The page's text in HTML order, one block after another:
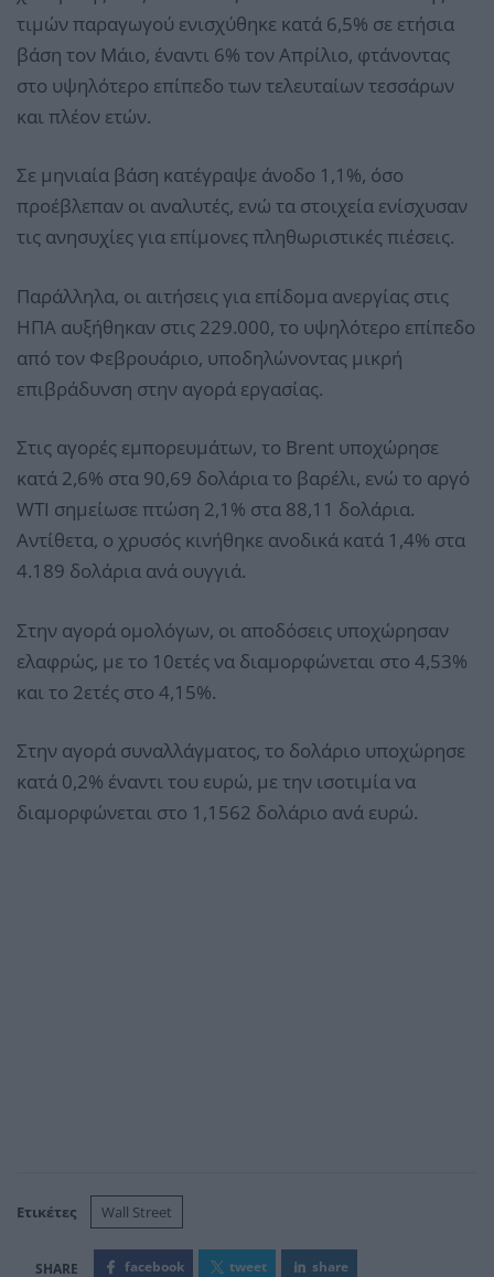
τιμών παραγωγού ενισχύθηκε κατά 6,5% σε ετήσια
βάση τον Μάιο, έναντι 6% τον Απρίλιο, φτάνοντας
στο υψηλότερο επίπεδο των τελευταίων τεσσάρων
και πλέον ετών.
Σε μηνιαία βάση κατέγραψε άνοδο 1,1%, όσο
προέβλεπαν οι αναλυτές, ενώ τα στοιχεία ενίσχυσαν
τις ανησυχίες για επίμονες πληθωριστικές πιέσεις.
Παράλληλα, οι αιτήσεις για επίδομα ανεργίας στις
ΗΠΑ αυξήθηκαν στις 229.000, το υψηλότερο επίπεδο
από τον Φεβρουάριο, υποδηλώνοντας μικρή
επιβράδυνση στην αγορά εργασίας.
Στις αγορές εμπορευμάτων, το Brent υποχώρησε
κατά 2,6% στα 90,69 δολάρια το βαρέλι, ενώ το αργό
WTI σημείωσε πτώση 2,1% στα 88,11 δολάρια.
Αντίθετα, ο χρυσός κινήθηκε ανοδικά κατά 1,4% στα
4.189 δολάρια ανά ουγγιά.
Στην αγορά ομολόγων, οι αποδόσεις υποχώρησαν
ελαφρώς, με το 10ετές να διαμορφώνεται στο 4,53%
και το 2ετές στο 4,15%.
Στην αγορά συναλλάγματος, το δολάριο υποχώρησε
κατά 0,2% έναντι του ευρώ, με την ισοτιμία να
διαμορφώνεται στο 1,1562 δολάριο ανά ευρώ.
Ετικέτες Wall Street
facebook tweet share